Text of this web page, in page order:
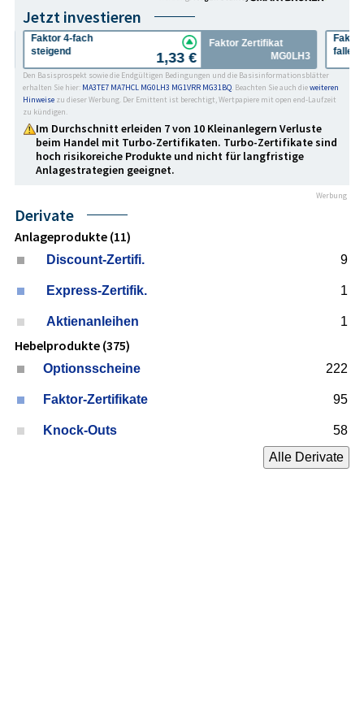
Jetzt investieren
Faktor 4-fach
steigend
1,33 €
Faktor Zertifikat
MG0LH3
fallend
Den Basisprospekt sowie die Endgültigen Bedingungen und die Basisinformationsblätter
erhalten Sie hier: MA3TE7 MA7HCL MG0LH3 MG1VRR MG31BQ. Beachten Sie auch dieweiteren
Hinweise zu dieser Werbung. Der Emittent ist berechtigt, Wertpapiere mit open end-Laufzeit
zu kündigen.
Im Durchschnitt erleiden 7 von 10 Kleinanlegern Verluste
beim Handel mit Turbo-Zertifikaten. Turbo-Zertifikate sind
hoch risikoreiche Produkte und nicht für langfristige
Anlage­strategien geeignet.
Werbung
Derivate
Anlageprodukte (11)
Discount-Zertifi. 9
Express-Zertifik. 1
Aktienanleihen 1
Hebelprodukte (375)
Optionsscheine 222
Faktor-Zertifikate 95
Knock-Outs 58